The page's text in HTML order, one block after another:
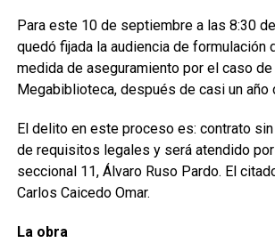
Para este 10 de septiembre a las 8:30
quedó fijada la audiencia de formulación
medida de aseguramiento por el caso de
Megabiblioteca, después de casi un año
El delito en este proceso es: contrato
de requisitos legales y será atendido
seccional 11, Álvaro Ruso Pardo. El
Carlos Caicedo Omar.
La obra